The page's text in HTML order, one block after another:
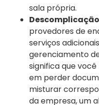
sala própria.
provedores de
serviços
gerenciamento
significa que
em perder
misturar
da empresa, um